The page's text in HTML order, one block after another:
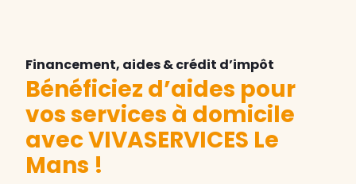
Financement, aides & crédit d’impôt
Bénéficiez d’aides pour
vos services à domicile
avec VIVASERVICES Le
Mans !